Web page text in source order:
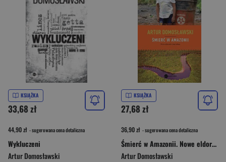
KSIĄŻKA
33,68 zł
44,90 zł - sugerowana cena detaliczna
Wykluczeni
Artur Domosławski
KSIĄŻKA
27,68 zł
36,90 zł - sugerowana cena detaliczna
Śmierć w Amazonii. Nowe eldorado i jego ofiary
Artur Domosławski